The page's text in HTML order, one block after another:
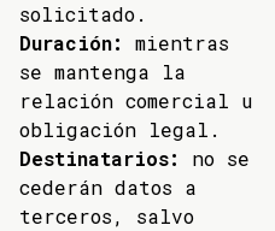
solicitado.
Duración:
mientras
se mantenga la
relación comercial u
obligación legal.
Destinatarios:
no se
cederán datos a
terceros, salvo